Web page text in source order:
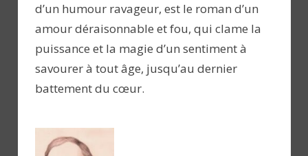
d’un humour ravageur, est le roman d’un
amour déraisonnable et fou, qui clame la
puissance et la magie d’un sentiment à
savourer à tout âge, jusqu’au dernier
battement du cœur.